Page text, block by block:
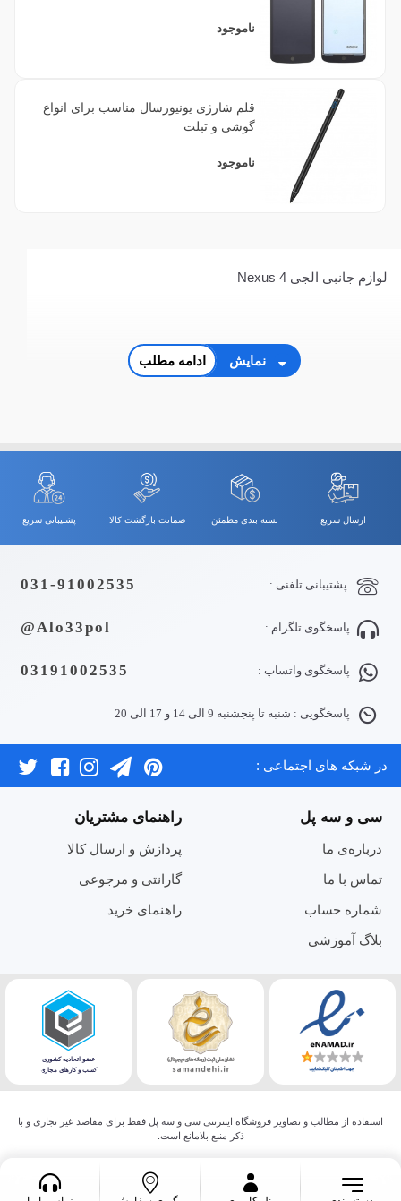
ناموجود
قلم شارژی یونیورسال مناسب برای انواع
گوشی و تبلت
ناموجود
لوازم جانبی الجی Nexus 4
نمایش ادامه مطلب
ارسال سریع بسته بندی مطمئن ضمانت بازگشت کالا پشتیبانی سریع
پشتیبانی تلفنی : 031-91002535
پاسخگوی تلگرام : Alo33pol@
پاسخگوی واتساپ : 03191002535
پاسخگویی : شنبه تا پنجشنبه 9 الی 14 و 17 الی 20
در شبکه های اجتماعی :
سی و سه پل
درباره‌ی ما
تماس با ما
شماره حساب
بلاگ آموزشی
راهنمای مشتریان
پردازش و ارسال کالا
گارانتی و مرجوعی
راهنمای خرید
استفاده از مطالب و تصاویر فروشگاه اینترنتی سی و سه پل فقط برای مقاصد غیر تجاری و با
ذکر منبع بلامانع است.